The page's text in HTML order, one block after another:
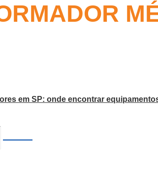
em SP: onde encontrar